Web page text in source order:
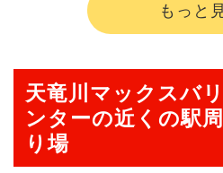
もっと
天竜川マックスバ
ンターの近くの駅
り場